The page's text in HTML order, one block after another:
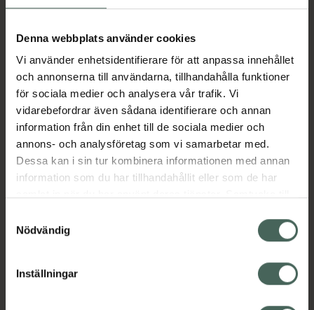
Denna webbplats använder cookies
Vi använder enhetsidentifierare för att anpassa innehållet
och annonserna till användarna, tillhandahålla funktioner
för sociala medier och analysera vår trafik. Vi
vidarebefordrar även sådana identifierare och annan
information från din enhet till de sociala medier och
annons- och analysföretag som vi samarbetar med.
Dessa kan i sin tur kombinera informationen med annan
information som du har tillhandahållit eller som de har
återkalla ditt samtycke via webbplatsens
cookieinställningar. Ett återkallat samtycke påverkar inte
lagligheten av behandling som skett innan återkallelsen.
Nödvändig
Inställningar
Beskrivning Dölj
Läs alltid bipacksedeln innan
användning.
EAN:05054626101080
Visa